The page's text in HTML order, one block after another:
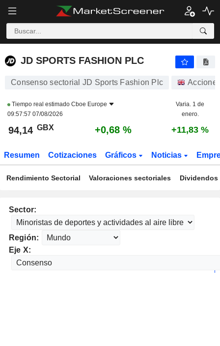
JD SPORTS FASHION PLC +0,68 %
JD SPORTS FASHION PLC
Consenso sectorial JD Sports Fashion Plc
Tiempo real estimado Cboe Europe
09:57:57 07/08/2026
Varia. 1 de
enero.
94,14 GBX +0,68 % +11,83 %
Resumen Cotizaciones Gráficos Noticias
Rendimiento Sectorial Valoraciones sectoriales
Sector:
Región:
Eje X: